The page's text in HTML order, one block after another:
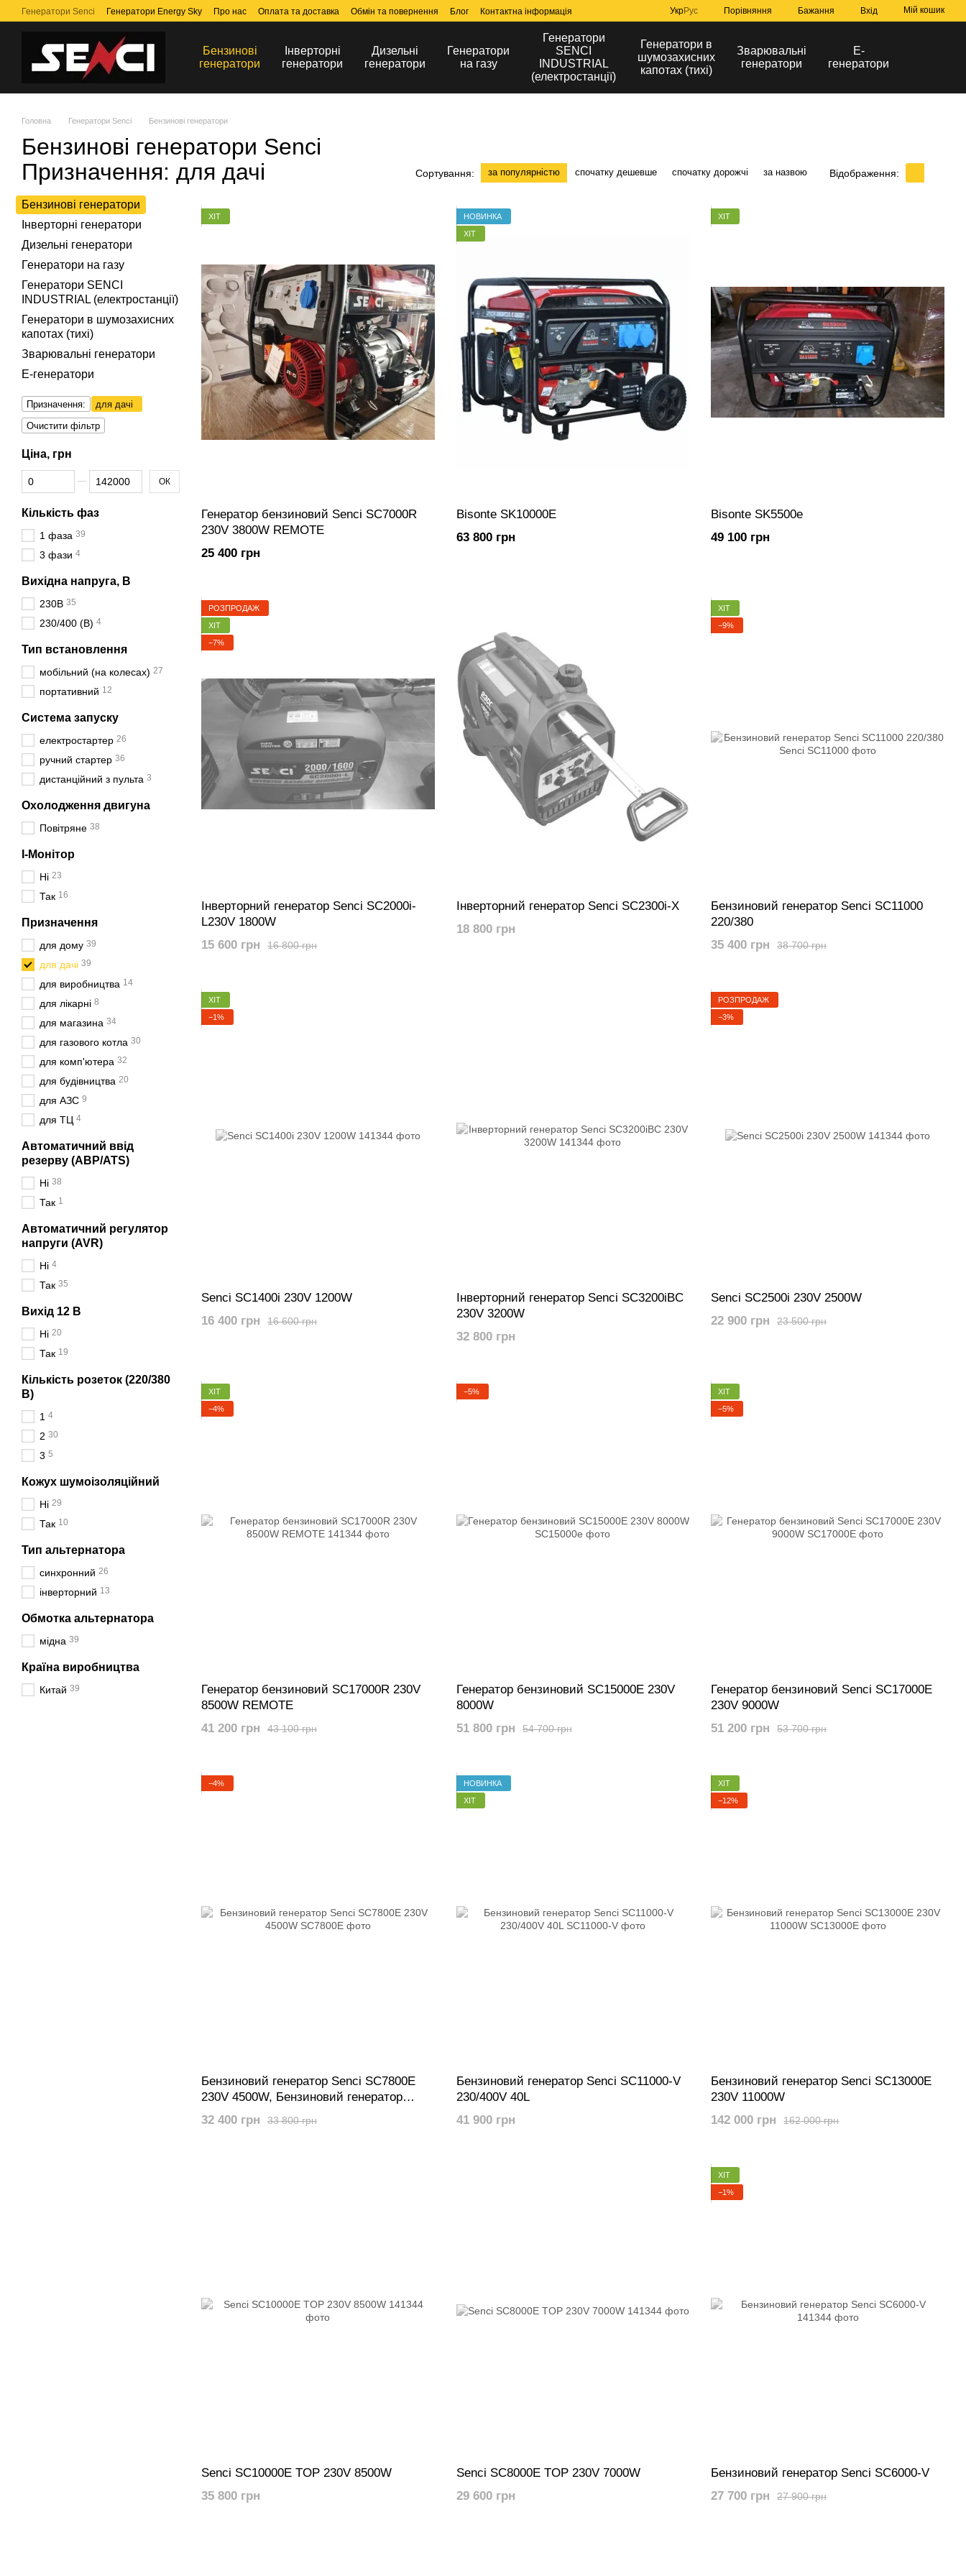
Перейти до основного контенту
Генератори Senci Генератори Energy Sky Про нас Оплата та доставка Обмін та повернення Блог Контактна інформація УкрРус Порівняння Бажання Вхід Мій кошик
Бензинові
генератори
Інверторні
генератори
Дизельні
генератори
Генератори
на газу
Генератори
SENCI
INDUSTRIAL
(електростанції)
Генератори в
шумозахисних
капотах (тихі)
Зварювальні
генератори
Е-
генератори
Головна Генератори Senci Бензинові генератори
Бензинові генератори Senci
Призначення: для дачі
Сортування: за популярністю спочатку дешевше спочатку дорожчі за назвою Відображення:
ХІТ
Генератор бензиновий Senci SC7000R
230V 3800W REMOTE
25 400 грн
НОВИНКА
ХІТ
Bisonte SK10000E
63 800 грн
ХІТ
Bisonte SK5500e
49 100 грн
РОЗПРОДАЖ
ХІТ
−7%
Інверторний генератор Senci SC2000i-
L230V 1800W
16 800 грн
15 600 грн
Інверторний генератор Senci SC2300i-X
18 800 грн
ХІТ
−9%
Бензиновий генератор Senci SC11000
220/380
38 700 грн
35 400 грн
ХІТ
−1%
Senci SC1400i 230V 1200W
16 600 грн
16 400 грн
Інверторний генератор Senci SC3200iBC
230V 3200W
32 800 грн
РОЗПРОДАЖ
−3%
Senci SC2500i 230V 2500W
23 500 грн
22 900 грн
ХІТ
−4%
Генератор бензиновий SC17000R 230V
8500W REMOTE
43 100 грн
41 200 грн
−5%
Генератор бензиновий SC15000E 230V
8000W
54 700 грн
51 800 грн
ХІТ
−5%
Генератор бензиновий Senci SC17000E
230V 9000W
53 700 грн
51 200 грн
−4%
Бензиновий генератор Senci SC7800E
230V 4500W, Бензиновий генератор
Senci SC7800E 230V 4500W
33 800 грн
32 400 грн
НОВИНКА
ХІТ
Бензиновий генератор Senci SC11000-V
230/400V 40L
41 900 грн
ХІТ
−12%
Бензиновий генератор Senci SC13000E
230V 11000W
162 000 грн
142 000 грн
Senci SC10000E TOP 230V 8500W
35 800 грн
Senci SC8000E TOP 230V 7000W
29 600 грн
ХІТ
−1%
Бензиновий генератор Senci SC6000-V
27 900 грн
27 700 грн
Бензинові генератори
Інверторні генератори
Дизельні генератори
Генератори на газу
Генератори SENCI
INDUSTRIAL (електростанції)
Генератори в шумозахисних
капотах (тихі)
Зварювальні генератори
Е-генератори
Призначення:
для дачі
Очистити фільтр
Ціна, грн
Від Ціна, грн
До Ціна, грн ОК
Кількість фаз
1 фаза 39
3 фази 4
Вихідна напруга, В
230В 35
230/400 (В) 4
Тип встановлення
мобільний (на колесах) 27
портативний 12
Система запуску
електростартер 26
ручний стартер 36
дистанційний з пульта 3
Охолодження двигуна
Повітряне 38
I-Монітор
Ні 23
Так 16
Призначення
для дому 39
для дачі 39
для виробництва 14
для лікарні 8
для магазина 34
для газового котла 30
для комп'ютера 32
для будівництва 20
для АЗС 9
для ТЦ 4
Автоматичний ввід
резерву (АВР/ATS)
Ні 38
Так 1
Автоматичний регулятор
напруги (AVR)
Ні 4
Так 35
Вихід 12 В
Ні 20
Так 19
Кількість розеток (220/380
В)
1 4
2 30
3 5
Кожух шумоізоляційний
Ні 29
Так 10
Тип альтернатора
синхронний 26
інверторний 13
Обмотка альтернатора
мідна 39
Країна виробництва
Китай 39